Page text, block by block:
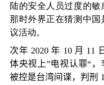
陆的安全人员过度的敏
那时外界正在猜测中
议活动。
次年 2020年 10 月 11
体央视上”电视认罪“ ，
被控是台湾间谍，判刑 1